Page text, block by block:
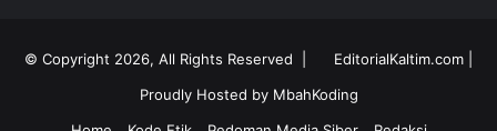
© Copyright 2026, All Rights Reserved | EditorialKaltim.com
Proudly Hosted by MbahKoding